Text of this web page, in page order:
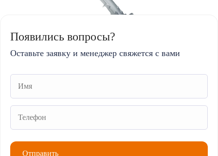
Появились вопросы?
Оставьте заявку и менеджер свяжется с вами